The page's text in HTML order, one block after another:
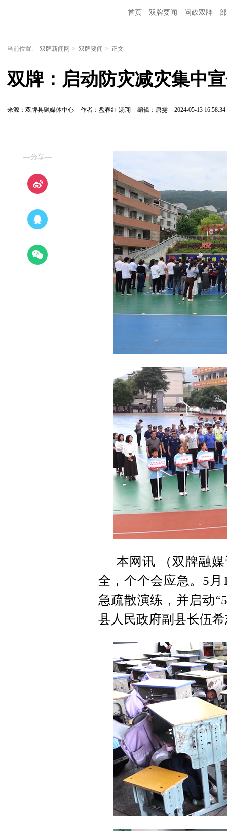
首页 双牌要闻 问政双牌
当前位置: 双牌新闻网 > 双牌要闻 > 正文
来源：双牌县融媒体中心 作者：盘春红 汤翔 编辑：唐雯 2024-05-13 16:58:34
—分享—
本网讯 （双牌融
全，个个会应急。5
急疏散演练，并启动
县人民政府副县长伍